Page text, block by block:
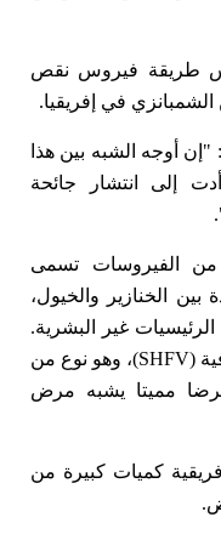
بنفس طريقة فيروس نقص
في إفريقيا.
أوجه الشبه بين هذا
إلى انتشار جائحة
من الفيروسات تسمى
بين الخنازير والخيول،
غير البشرية.
وبخاصة على فيروس حمى القرد النزفية (SHFV)، وهو نوع من
مميتا يشبه مرض
كميات كبيرة من